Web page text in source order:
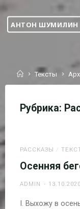
содержимому
АНТОН ШУМИЛИН
Главная
Тексты
Рубрика:
РАССКАЗЫ /
Осенняя
ADMIN 13.10.2020
I. Выхожу в